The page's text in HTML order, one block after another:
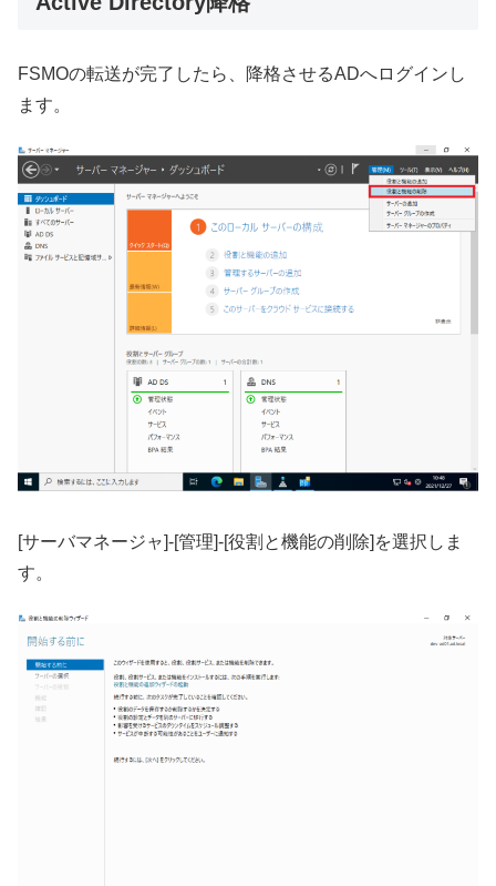
FSMOの転送が完了したら、降格させるADへログインし
ます。
[サーバマネージャ]-[管理]-[役割と機能の削除]を選択しま
す。